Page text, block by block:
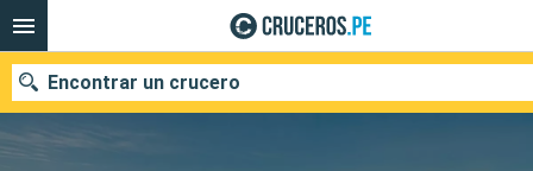
Encontrar un crucero